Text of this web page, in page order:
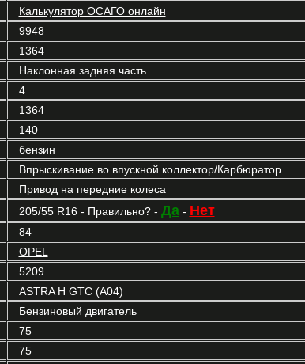
Калькулятор ОСАГО онлайн
9948
1364
Наклонная задняя часть
4
1364
140
бензин
Впрыскивание во впускной коллектор/Карбюратор
Привод на передние колеса
205/55 R16 - Правильно? - Да- Нет
84
OPEL
5209
ASTRA H GTC (A04)
Бензиновый двигатель
75
75